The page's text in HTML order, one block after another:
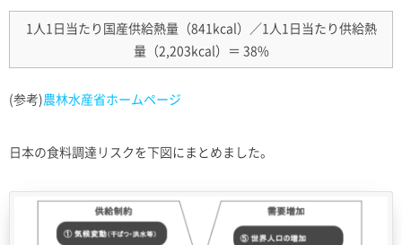
1人1日当たり国産供給熱量（841kcal）／1人1日当たり供給熱
量（2,203kcal）＝ 38%
(参考)農林水産省ホームページ
日本の食料調達リスクを下図にまとめました。